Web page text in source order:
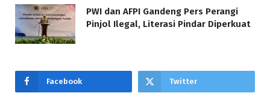
PWI dan AFPI Gandeng Pers Perangi
Pinjol Ilegal, Literasi Pindar Diperkuat
Facebook Twitter